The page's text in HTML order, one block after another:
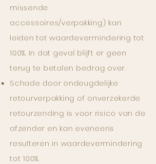
missende
accessoires/verpakking) kan
leiden tot waardevermindering tot
100%. In dat geval blijft er geen
terug te betalen bedrag over.
Schade door ondeugdelijke
retourverpakking of onverzekerde
retourzending is voor risico van de
afzender en kan eveneens
resulteren in waardevermindering
tot 100%.